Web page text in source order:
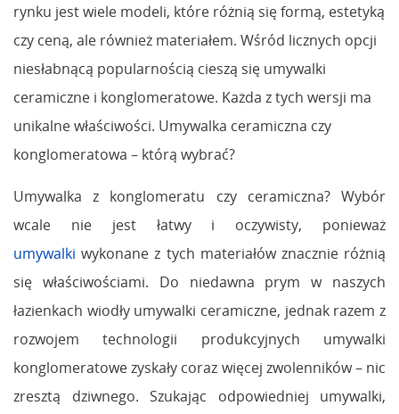
rynku jest wiele modeli, które różnią się formą, estetyką
czy ceną, ale również materiałem. Wśród licznych opcji
niesłabnącą popularnością cieszą się umywalki
ceramiczne i konglomeratowe. Każda z tych wersji ma
unikalne właściwości. Umywalka ceramiczna czy
konglomeratowa – którą wybrać?
Umywalka z konglomeratu czy ceramiczna? Wybór
wcale nie jest łatwy i oczywisty, ponieważ
umywalki wykonane z tych materiałów znacznie różnią
się właściwościami. Do niedawna prym w naszych
łazienkach wiodły umywalki ceramiczne, jednak razem z
rozwojem technologii produkcyjnych umywalki
konglomeratowe zyskały coraz więcej zwolenników – nic
zresztą dziwnego. Szukając odpowiedniej umywalki,